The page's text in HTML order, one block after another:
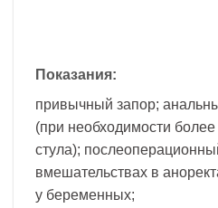
Показания:
привычный запор;
(при необходимости более
стула);
вмешательствах в
у беременных;